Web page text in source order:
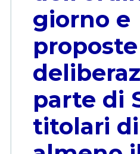
giorno e
parte di
titolari di